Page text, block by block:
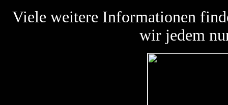
Viele weitere Informationen
wir jedem